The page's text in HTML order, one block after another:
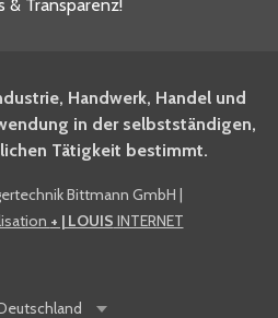
& Transparenz!
Handwerk, Handel und
in der selbstständigen,
Tätigkeit bestimmt.
Bittmann GmbH |
+ | LOUIS INTERNET